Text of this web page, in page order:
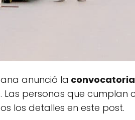
anunció la
personas que cumplan
los detalles en este post.